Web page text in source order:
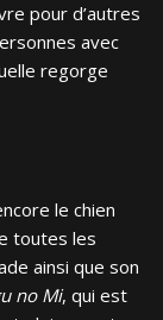
pour d’autres
avec
regorge
le chien
toutes les
ainsi que son
no Mi, qui est